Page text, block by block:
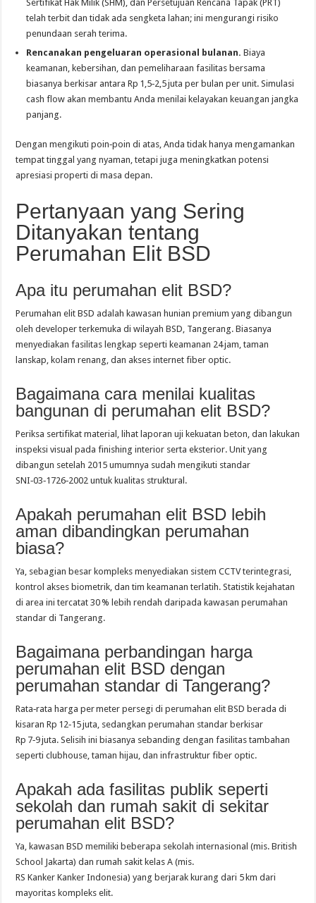
Sertifikat Hak Milik (SHM), dan Persetujuan Rencana Tapak (PRT)
telah terbit dan tidak ada sengketa lahan; ini mengurangi risiko
penundaan serah terima.
Rencanakan pengeluaran operasional bulanan. Biaya
keamanan, kebersihan, dan pemeliharaan fasilitas bersama
biasanya berkisar antara Rp 1,5‑2,5 juta per bulan per unit. Simulasi
cash flow akan membantu Anda menilai kelayakan keuangan jangka
panjang.
Dengan mengikuti poin‑poin di atas, Anda tidak hanya mengamankan
tempat tinggal yang nyaman, tetapi juga meningkatkan potensi
apresiasi properti di masa depan.
Pertanyaan yang Sering
Ditanyakan tentang
Perumahan Elit BSD
Apa itu perumahan elit BSD?
Perumahan elit BSD adalah kawasan hunian premium yang dibangun
oleh developer terkemuka di wilayah BSD, Tangerang. Biasanya
menyediakan fasilitas lengkap seperti keamanan 24 jam, taman
lanskap, kolam renang, dan akses internet fiber optic.
Bagaimana cara menilai kualitas
bangunan di perumahan elit BSD?
Periksa sertifikat material, lihat laporan uji kekuatan beton, dan lakukan
inspeksi visual pada finishing interior serta eksterior. Unit yang
dibangun setelah 2015 umumnya sudah mengikuti standar
SNI‑03‑1726‑2002 untuk kualitas struktural.
Apakah perumahan elit BSD lebih
aman dibandingkan perumahan
biasa?
Ya, sebagian besar kompleks menyediakan sistem CCTV terintegrasi,
kontrol akses biometrik, dan tim keamanan terlatih. Statistik kejahatan
di area ini tercatat 30 % lebih rendah daripada kawasan perumahan
standar di Tangerang.
Bagaimana perbandingan harga
perumahan elit BSD dengan
perumahan standar di Tangerang?
Rata‑rata harga per meter persegi di perumahan elit BSD berada di
kisaran Rp 12‑15 juta, sedangkan perumahan standar berkisar
Rp 7‑9 juta. Selisih ini biasanya sebanding dengan fasilitas tambahan
seperti clubhouse, taman hijau, dan infrastruktur fiber optic.
Apakah ada fasilitas publik seperti
sekolah dan rumah sakit di sekitar
perumahan elit BSD?
Ya, kawasan BSD memiliki beberapa sekolah internasional (mis. British
School Jakarta) dan rumah sakit kelas A (mis.
RS Kanker Kanker Indonesia) yang berjarak kurang dari 5 km dari
mayoritas kompleks elit.